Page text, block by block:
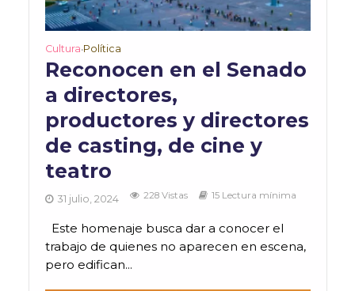
Cultura•Política
Reconocen en el Senado
a directores,
productores y directores
de casting, de cine y
teatro
31 julio, 2024 228 Vistas 15 Lectura mínima
Este homenaje busca dar a conocer el
trabajo de quienes no aparecen en escena,
pero edifican...